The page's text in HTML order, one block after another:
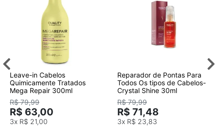
Leave-in Cabelos
Quimicamente Tratados
Mega Repair 300ml
R$ 79,99
R$ 63,00
3x R$ 21,00
Reparador de Pontas Para
Todos Os tipos de Cabelos-
Crystal Shine 30ml
R$ 79,99
R$ 71,48
3x R$ 23,83